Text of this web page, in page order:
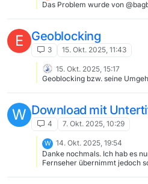
Das Problem wurde von
E Geoblocking
3 15. Okt. 2025, 11:43
15. Okt. 2025, 15:17
Geoblocking bzw. seine
W Download mit
4 7. Okt. 2025, 10:29
W
14. Okt. 2025, 19:54
Danke nochmals. Ich hab es
Fernseher übernimmt jedoch